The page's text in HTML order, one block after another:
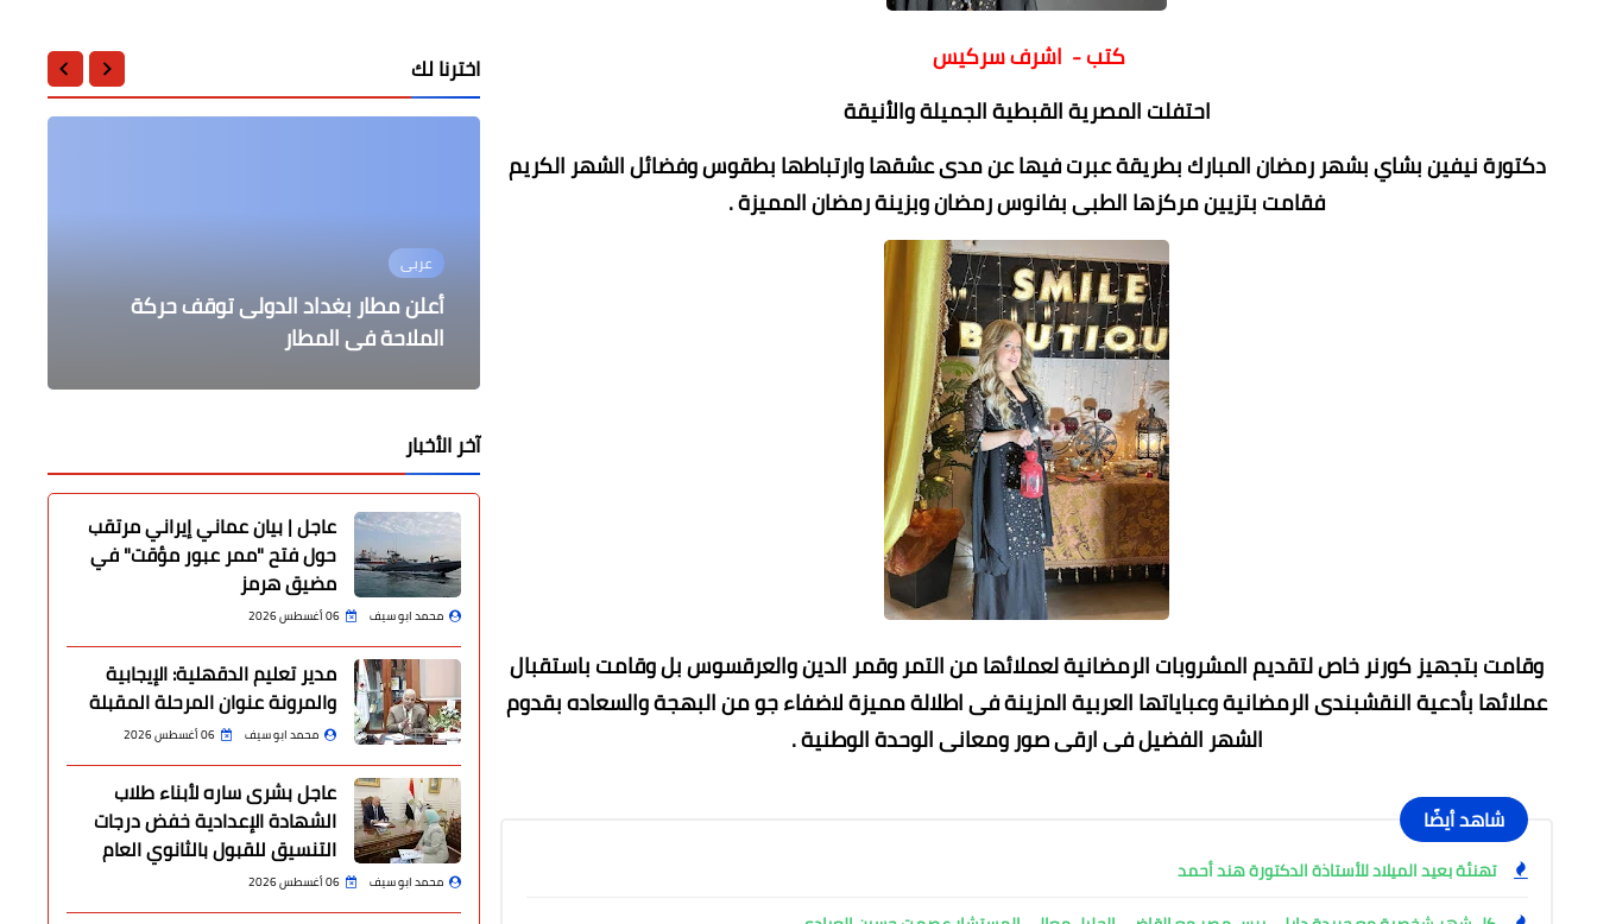
كتب - اشرف سركيس
احتفلت المصرية القبطية الجميلة والأنيقة
دكتورة نيفين بشاي بشهر رمضان المبارك بطريقة عبرت فيها عن مدى عشقها وارتباطها بطقوس وفضائل الشهر الكريم
فقامت بتزيين مركزها الطبى بفانوس رمضان وبزينة رمضان المميزة .
وقامت بتجهيز كورنر خاص لتقديم المشروبات الرمضانية لعملائها من التمر وقمر الدين والعرقسوس بل وقامت باستقبال
عملائها بأدعية النقشبندى الرمضانية وعباياتها العربية المزينة فى اطلالة مميزة لاضفاء جو من البهجة والسعاده بقدوم
الشهر الفضيل فى ارقى صور ومعانى الوحدة الوطنية .
شاهد أيضًا
تهنئة بعيد الميلاد للأستاذة الدكتورة هند أحمد
اخترنا لك
03 يوليو 2022
أخبار مصر
عاجل ... جنازة عسكرية للشهيد أمير
إبراهيم بمسقط رأسه بالمنوفية
03 يوليو 2022
محافظات
مواصلة أعمال النظافة اليومية وأعمال
إصلاح محطات الصرف بقليوب
03 يوليو 2022
ماهر يقوم بجولة ميدانية بالمناطق
المحيطة بلجان الثانوية العامة بالقناطر
الخيرية
03 يوليو 2022
عربى
أعلن مطار بغداد الدولى توقف حركة
الملاحة فى المطار
03 يوليو 2022
عالمى
طالبا تعلن أن تنظيم داعش طائفة فاسدة
ومثيرة للفتنة
آخر الأخبار
عاجل | بيان عماني إيراني مرتقب
حول فتح "ممر عبور مؤقت" في
مضيق هرمز
محمد ابو سيف 06 أغسطس 2026
مدير تعليم الدقهلية: الإيجابية
والمرونة عنوان المرحلة المقبلة
محمد ابو سيف 06 أغسطس 2026
عاجل بشرى ساره لأبناء طلاب
الشهادة الإعدادية خفض درجات
التنسيق للقبول بالثانوي العام
محمد ابو سيف 06 أغسطس 2026